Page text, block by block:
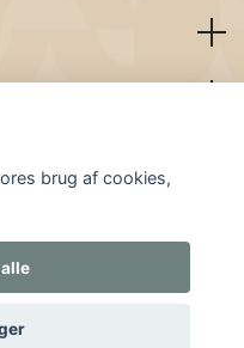
brug af cookies,